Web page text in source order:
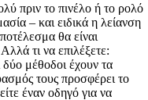
πριν το πινέλο ή το ρολό
– και ειδικά η λείανση
θα είναι
τι να επιλέξετε:
δύο μέθοδοι έχουν τα
τους προσφέρει το
έναν οδηγό για να